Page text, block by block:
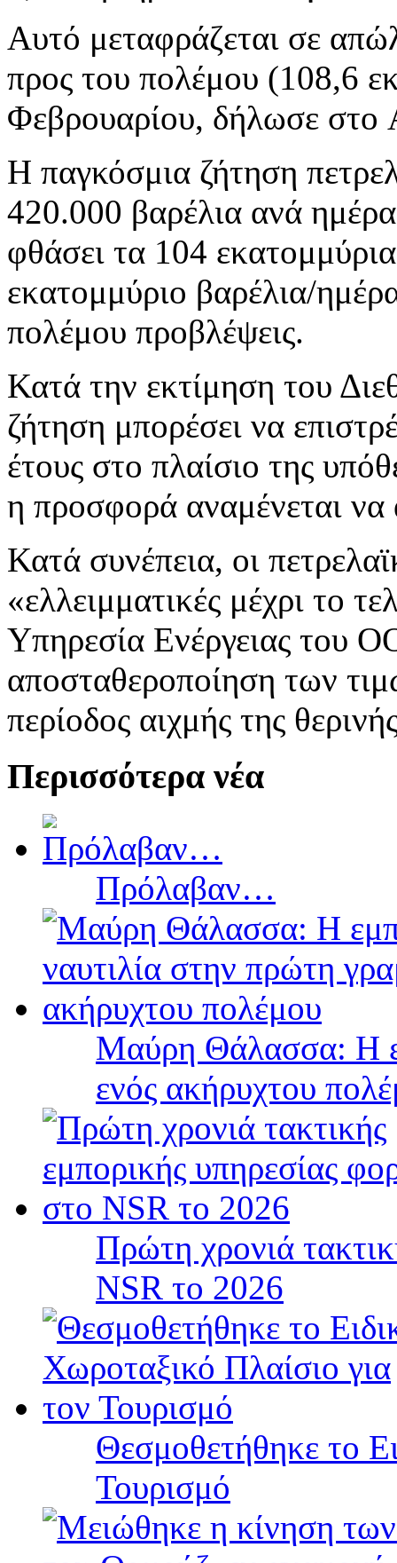
Αυτό μεταφράζεται σε
προς του πολέμου (108,6
Φεβρουαρίου, δήλωσε στο
Η παγκόσμια ζήτηση
420.000 βαρέλια ανά
φθάσει τα 104
εκατομμύριο βαρέλια/
πολέμου προβλέψεις.
Κατά την εκτίμηση του
ζήτηση μπορέσει να
έτους στο πλαίσιο της
η προσφορά αναμένεται να
Κατά συνέπεια, οι
«ελλειμματικές μέχρι το
Υπηρεσία Ενέργειας του
αποσταθεροποίηση των
περίοδος αιχμής της
Περισσότερα νέα
Πρόλαβαν…
Μαύρη Θάλασσα: Η
ενός ακήρυχτου
Πρώτη χρονιά
NSR το 2026
Θεσμοθετήθηκε το
Τουρισμό